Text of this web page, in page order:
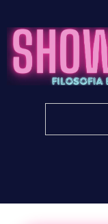
para
conteúdo